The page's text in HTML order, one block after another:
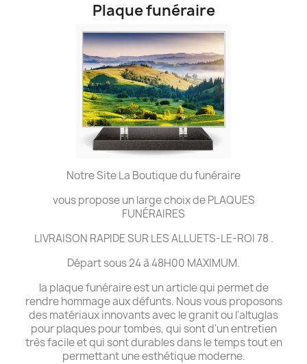
Plaque funéraire
Notre Site La Boutique du funéraire
vous propose un large choix de PLAQUES
FUNÉRAIRES
LIVRAISON RAPIDE SUR LES ALLUETS-LE-ROI 78 .
Départ sous 24 à 48H00 MAXIMUM.
la plaque funéraire est un article qui permet de
rendre hommage aux défunts. Nous vous proposons
des matériaux innovants avec le granit ou l'altuglas
pour plaques pour tombes, qui sont d'un entretien
très facile et qui sont durables dans le temps tout en
permettant une esthétique moderne.